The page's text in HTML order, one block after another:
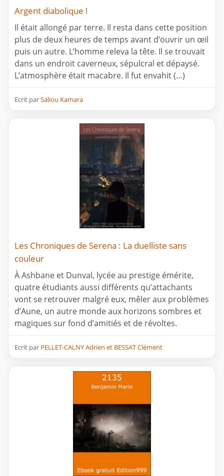
Argent diabolique !
Il était allongé par terre. Il resta dans cette position
plus de deux heures de temps avant d’ouvrir un œil
puis un autre. L’homme releva la tête. Il se trouvait
dans un endroit caverneux, sépulcral et dépaysé.
L’atmosphère était macabre. Il fut envahit (…)
Ecrit parSaliou Kamara
Les Chroniques de Serena : La duelliste sans
couleur
À Ashbane et Dunval, lycée au prestige émérite,
quatre étudiants aussi différents qu’attachants
vont se retrouver malgré eux, mêler aux problèmes
d’Aune, un autre monde aux horizons sombres et
magiques sur fond d’amitiés et de révoltes.
Ecrit par PELLET-CALNY Adrien et BESSAT Clément